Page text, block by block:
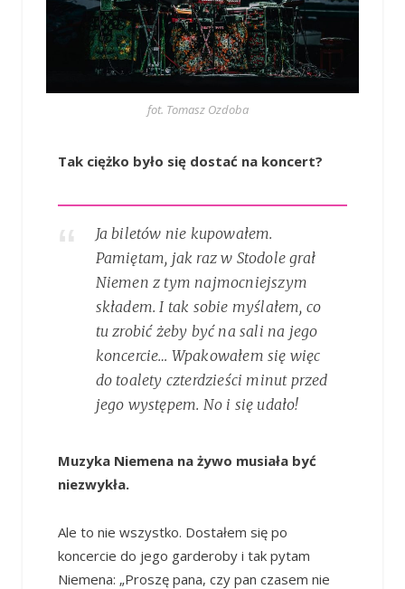
fot. Tomasz Ozdoba
Tak ciężko było się dostać na koncert?
Ja biletów nie kupowałem.
Pamiętam, jak raz w Stodole grał
Niemen z tym najmocniejszym
składem. I tak sobie myślałem, co
tu zrobić żeby być na sali na jego
koncercie… Wpakowałem się więc
do toalety czterdzieści minut przed
jego występem. No i się udało!
Muzyka Niemena na żywo musiała być
niezwykła.
Ale to nie wszystko. Dostałem się po
koncercie do jego garderoby i tak pytam
Niemena: „Proszę pana, czy pan czasem nie